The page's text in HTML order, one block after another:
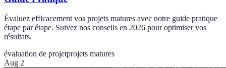
Évaluez efficacement vos projets matures avec notre guide pratique
étape par étape. Suivez nos conseils en 2026 pour optimiser vos
résultats.
évaluation de projetprojets matures
Aug 2